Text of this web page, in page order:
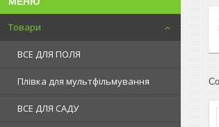
Товари
ВСЕ ДЛЯ ПОЛЯ
Плівка для мультфільмування
ВСЕ ДЛЯ САДУ